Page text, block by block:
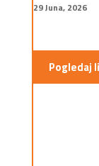
29 Juna, 2026
Pogledaj